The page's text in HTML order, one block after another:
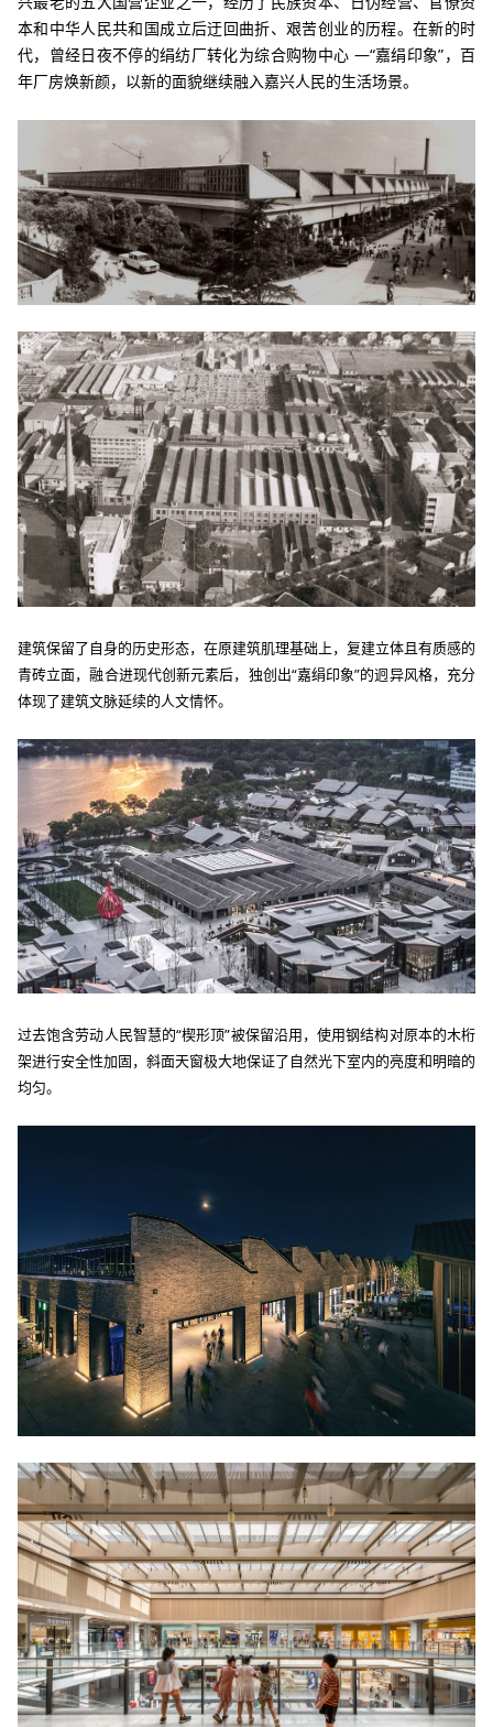
本和中华人民共和国成立后迂回曲折、艰苦创业的历程。在新的时
代，曾经日夜不停的绢纺厂转化为综合购物中心 —“嘉绢印象”，百
年厂房焕新颜，以新的面貌继续融入嘉兴人民的生活场景。
建筑保留了自身的历史形态，在原建筑肌理基础上，复建立体且有质感的
青砖立面，融合进现代创新元素后，独创出“嘉绢印象”的迥异风格，充分
体现了建筑文脉延续的人文情怀。
过去饱含劳动人民智慧的“楔形顶”被保留沿用，使用钢结构对原本的木桁
架进行安全性加固，斜面天窗极大地保证了自然光下室内的亮度和明暗的
均匀。